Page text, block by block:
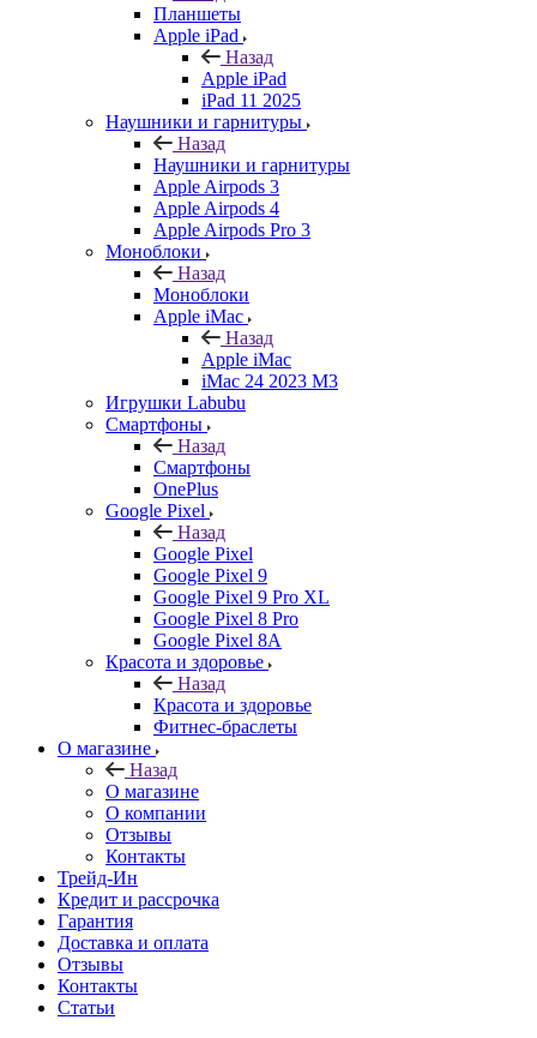
Планшеты
Apple iPad
Назад
Apple iPad
iPad 11 2025
Наушники и гарнитуры
Назад
Наушники и гарнитуры
Apple Airpods 3
Apple Airpods 4
Apple Airpods Pro 3
Моноблоки
Назад
Моноблоки
Apple iMac
Назад
Apple iMac
iMac 24 2023 M3
Игрушки Labubu
Смартфоны
Назад
Смартфоны
OnePlus
Google Pixel
Назад
Google Pixel
Google Pixel 9
Google Pixel 9 Pro XL
Google Pixel 8 Pro
Google Pixel 8A
Красота и здоровье
Назад
Красота и здоровье
Фитнес-браслеты
О магазине
Назад
О магазине
О компании
Отзывы
Контакты
Трейд-Ин
Кредит и рассрочка
Гарантия
Доставка и оплата
Отзывы
Контакты
Статьи